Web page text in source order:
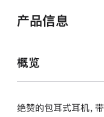
产品信息
概览
绝赞的包耳式耳机，